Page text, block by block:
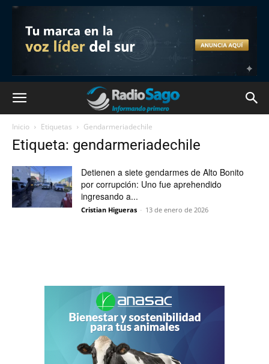
Inicio Etiquetas Gendarmeriadechile
Etiqueta: gendarmeriadechile
Detienen a siete gendarmes de Alto Bonito
por corrupción: Uno fue aprehendido
ingresando a...
Cristian Higueras - 13 de enero de 2026